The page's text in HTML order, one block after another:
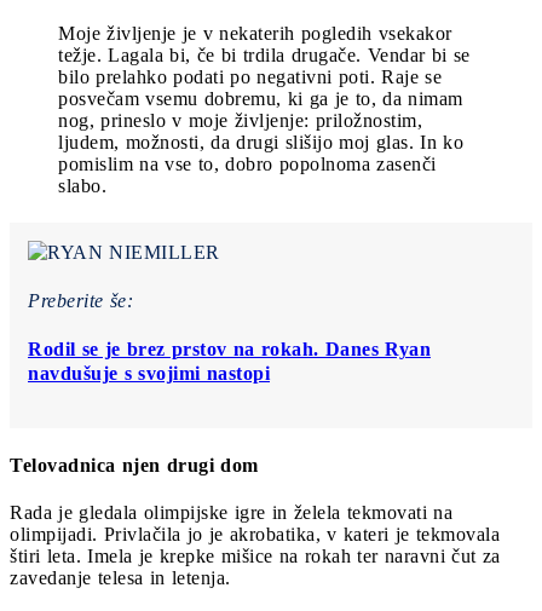
Moje življenje je v nekaterih pogledih vsekakor
težje. Lagala bi, če bi trdila drugače. Vendar bi se
bilo prelahko podati po negativni poti. Raje se
posvečam vsemu dobremu, ki ga je to, da nimam
nog, prineslo v moje življenje: priložnostim,
ljudem, možnosti, da drugi slišijo moj glas. In ko
pomislim na vse to, dobro popolnoma zasenči
slabo.
Preberite še:
Rodil se je brez prstov na rokah. Danes Ryan
navdušuje s svojimi nastopi
Telovadnica njen drugi dom
Rada je gledala olimpijske igre in želela tekmovati na
olimpijadi. Privlačila jo je akrobatika, v kateri je tekmovala
štiri leta. Imela je krepke mišice na rokah ter naravni čut za
zavedanje telesa in letenja.